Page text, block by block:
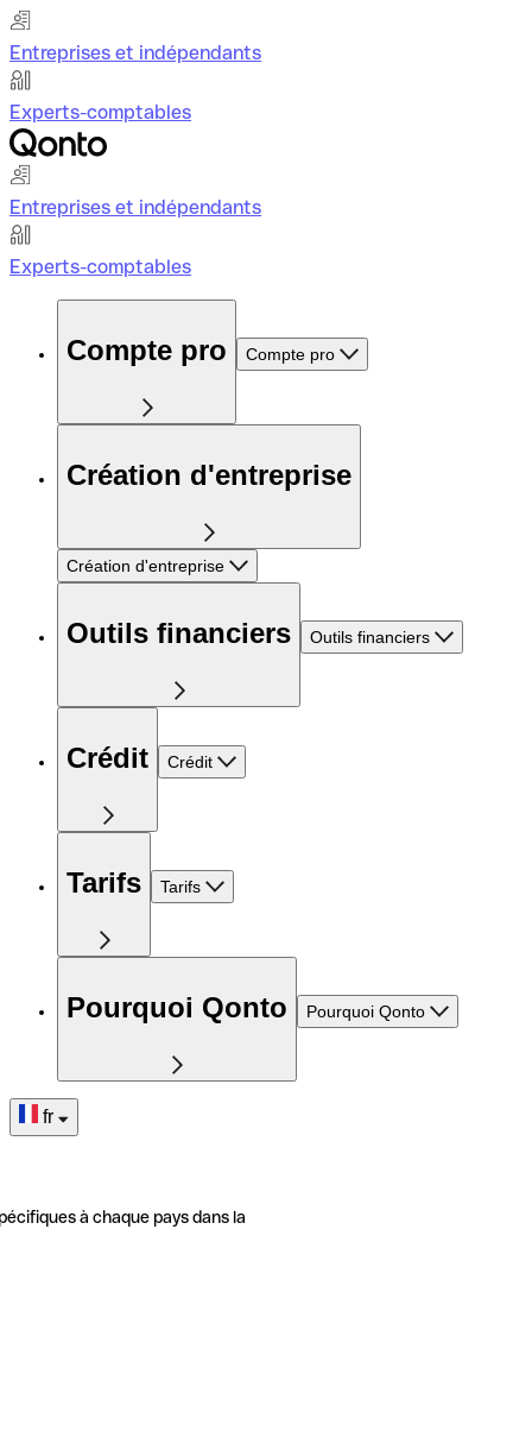
Entreprises et indépendants
Experts-comptables
Entreprises et indépendants
Experts-comptables
Compte pro Compte pro
Création d'entreprise
Création d'entreprise
Outils financiers Outils financiers
Crédit Crédit
Tarifs Tarifs
Pourquoi Qonto Pourquoi Qonto
fr
à chaque pays dans la